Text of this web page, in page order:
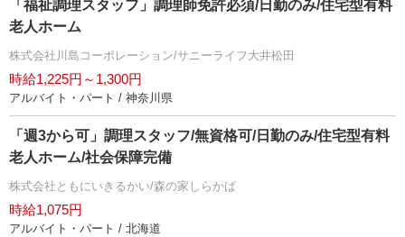
「福祉調理スタッフ」調理師免許必須/日勤のみ/住宅型有料
老人ホーム
株式会社川島コーポレーション/サニーライフ大井松田
時給1,225円～1,300円
アルバイト・パート / 神奈川県
「週3から可」調理スタッフ/無資格可/日勤のみ/住宅型有料
老人ホーム/社会保障完備
株式会社ともにいきるかい/森の家しらかば
時給1,075円
アルバイト・パート / 北海道